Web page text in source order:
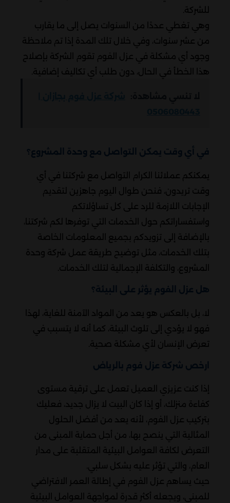
للشركة.
وهي تغطي عددًا من السنوات يصل إلى ما يقارب
من عشر سنوات، وفي خلال تلك المدة إذا تم ملاحظة
وجود أي مشكلة في عزل الفوم تقوم الشركة بإصلاح
هذا الخطأ في الحال، دون طلب أي تكاليف إضافية.
في أي وقت يمكن التواصل مع وحدة المشروع؟
يمكنكم عملائنا الكرام التواصل مع شركتنا في أي
وقت تريدون، فنحن طوال اليوم جاهزين لتقديم
الإجابات اللازمة للرد على كل تساؤلاتكم
واستفساراتكم حول الخدمات التي توفرها لكم شركتنا،
بالإضافة إلى تزويدكم بجميع المعلومات الخاصة
بتلك الخدمات، مثل توضيح طريقة عمل شركة وحدة
المشروع، والتكلفة الإجمالية لتلك الخدمات.
هل عزل الفوم يؤثر على البيئة؟
لا، بل بالعكس هو يعد من المواد الآمنة للغاية، لهذا
فهو لا يؤدي إلى تلوث البيئة، كما أنه لا يتسبب في
تعرض الإنسان لأي مشكلة صحية.
ارخص شركة عزل فوم بالرياض
إذا كنت عزيزي العميل تعمل على ترقية مستوى
كفاءة منزلك، أو إذا كان البيت لا يزال جديد، فعليك
بتركيب عزل الفوم، لأنه يعد من أفضل الحلول
المثالية التي ينصح بها، من أجل حماية المبنى من
التعرض لكافة العوامل البيئية المتقلبة على مدار
العام، والتي تؤثر عليه بشكل سلبي.
حيث يساهم عزل الفوم في إطالة العمر الافتراضي
للمبنى، ويجعله أكثر قدرة لمواجهة العوامل البيئية